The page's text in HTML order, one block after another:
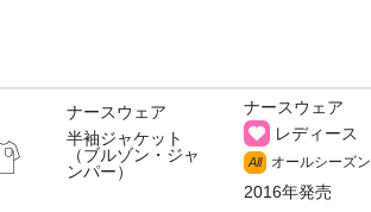
ナースウェア
半袖ジャケット
（ブルゾン・ジャ
ンパー）
ナースウェア
レディース
All オールシーズン
2016年発売